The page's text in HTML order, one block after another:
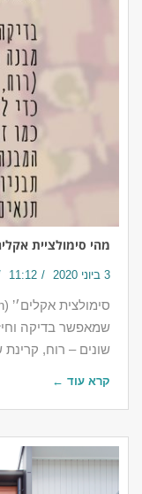
מהי סימולציית
3 ביוני 2020 11:12
שמאפשר בדיקה
שונים – רוח,
קרא עוד ←